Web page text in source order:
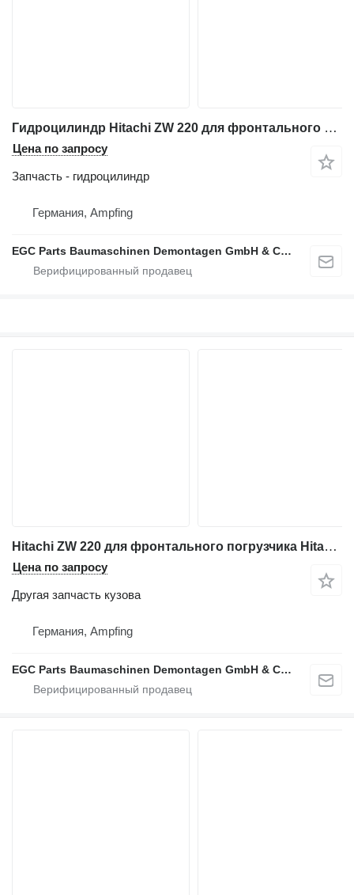
Гидроцилиндр Hitachi ZW 220 для фронтального погрузчика Hitachi ZW 220
Цена по запросу
Запчасть - гидроцилиндр
Германия, Ampfing
EGC Parts Baumaschinen Demontagen GmbH & Co. KG
Hitachi ZW 220 для фронтального погрузчика Hitachi ZW 220
Цена по запросу
Другая запчасть кузова
Германия, Ampfing
EGC Parts Baumaschinen Demontagen GmbH & Co. KG